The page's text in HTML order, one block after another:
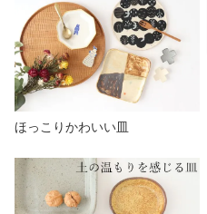
ほっこりかわいい皿